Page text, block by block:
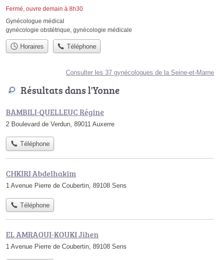
Fermé, ouvre demain à 8h30
Gynécologue médical
gynécologie obstétrique gynécologie médicale
Horaires Téléphone
Consulter les 37 gynécologues de la Seine-et-Marne
Résultats dans l'Yonne
BAMBILI-QUELLEUC Régine
2 Boulevard de Verdun, 89011 Auxerre
Téléphone
CHKIRI Abdelhakim
1 Avenue Pierre de Coubertin, 89108 Sens
Téléphone
EL AMRAOUI-KOUKI Jihen
1 Avenue Pierre de Coubertin, 89108 Sens